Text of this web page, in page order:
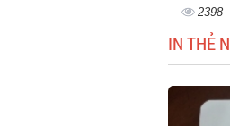
2398
IN THẺ